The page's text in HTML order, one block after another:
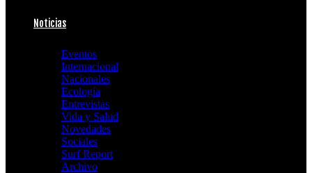
Noticias
Eventos
Internacional
Nacionales
Ecología
Entrevistas
Vida y Salud
Novedades
Sociales
Surf Report
Archivo